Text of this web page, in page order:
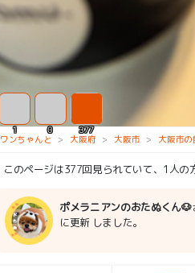
1 0 377
ワンちゃんと 大阪府 大阪市 大阪市の
このページは377回見られていて、1人の
ポメラニアンのおたぬくん🐶
に更新 しました。